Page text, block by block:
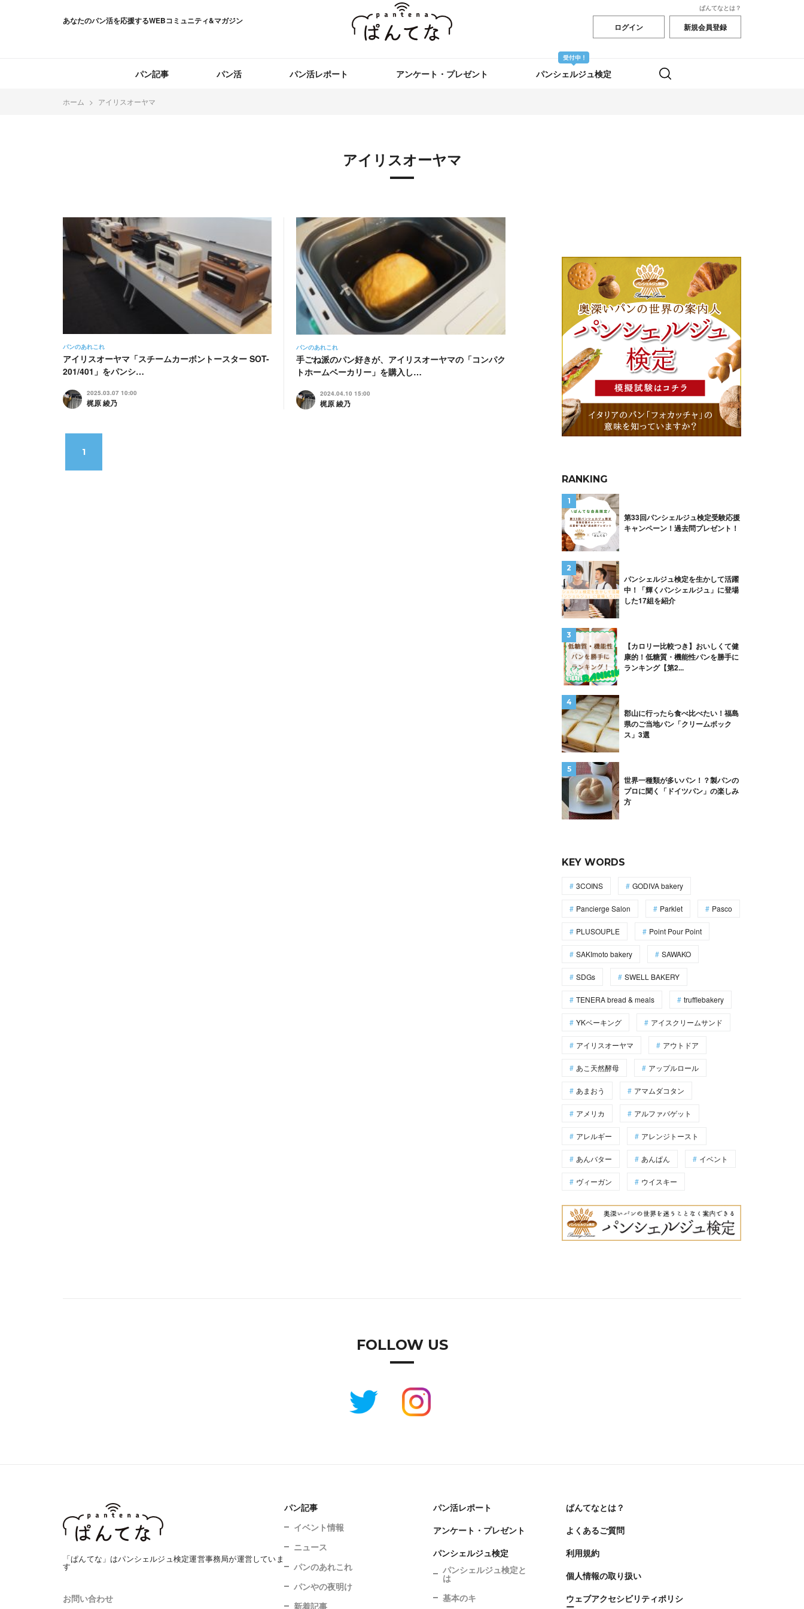
あなたのパン活を応援するWEBコミュニティ&マガジン
ぱんてなとは？
ログイン 新規会員登録
パン記事 パン活 パン活レポート アンケート・プレゼント パンシェルジュ検定
ホーム アイリスオーヤマ
アイリスオーヤマ
パンのあれこれ
アイリスオーヤマ「スチームカーボントースター SOT-
201/401」をパンシ…
2025.03.07 10:00
梶原 綾乃
パンのあれこれ
手ごね派のパン好きが、アイリスオーヤマの「コンパク
トホームベーカリー」を購入し…
2024.04.10 15:00
梶原 綾乃
1
RANKING
第33回パンシェルジュ検定受験応援
キャンペーン！過去問プレゼント！
パンシェルジュ検定を生かして活躍
中！「輝くパンシェルジュ」に登場
した17組を紹介
【カロリー比較つき】おいしくて健
康的！低糖質・機能性パンを勝手に
ランキング【第2...
郡山に行ったら食べ比べたい！福島
県のご当地パン「クリームボック
ス」3選
世界一種類が多いパン！？製パンの
プロに聞く「ドイツパン」の楽しみ
方
KEY WORDS
3COINS GODIVA bakery
Pancierge Salon Parklet Pasco
PLUSOUPLE Point Pour Point
SAKImoto bakery SAWAKO
SDGs SWELL BAKERY
TENERA bread & meals trufflebakery
YKベーキング アイスクリームサンド
アイリスオーヤマ アウトドア
あこ天然酵母 アップルロール
あまおう アマムダコタン
アメリカ アルファバゲット
アレルギー アレンジトースト
あんバター あんぱん イベント
ヴィーガン ウイスキー
FOLLOW US
「ぱんてな」はパンシェルジュ検定運営事務局が運営していま
す
お問い合わせ
パン記事
イベント情報
ニュース
パンのあれこれ
パンやの夜明け
新着記事
パン活レポート
アンケート・プレゼント
パンシェルジュ検定
パンシェルジュ検定と
は
基本のキ
ぱんてなとは？
よくあるご質問
利用規約
個人情報の取り扱い
ウェブアクセシビリティポリシ
ー